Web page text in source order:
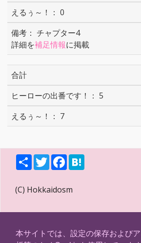
本サイトでは、設定の保存および
0
チャプター4
詳細を補足情報に掲載
合計
5
7
S
h
e
T
w
t
F
a
b
k
(C) Hokkaidosm